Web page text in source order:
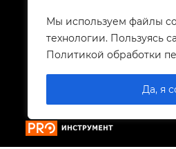
Мы используем файлы
технологии. Пользуясь
Политикой обработки
Да, я
Корпоративным
Контакты